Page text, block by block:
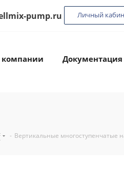
pump.ru Личный
Документация
- Вертикальные многоступенчатые